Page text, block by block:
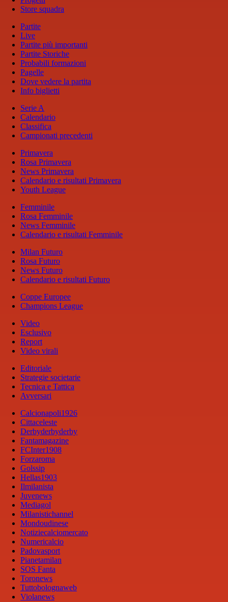
Store squadra
Partite
Live
Partite più importanti
Partite Storiche
Probabili formazioni
Pagelle
Dove vedere la partita
Info biglietti
Serie A
Calendario
Classifica
Campionati precedenti
Primavera
Rosa Primavera
News Primavera
Calendario e risultati Primavera
Youth League
Femminile
Rosa Femminile
News Femminile
Calendario e risultati Femminile
Milan Futuro
Rosa Futuro
News Futuro
Calendario e risultati Futuro
Coppe Europee
Champions League
Video
Esclusivo
Report
Video virali
Editoriale
Strategie societarie
Tecnica e Tattica
Avversari
Calcionapoli1926
Cittaceleste
Derbyderbyderby
Fantamagazine
FCInter1908
Forzaroma
Golssip
Hellas1903
Ilmilanista
Juvenews
Mediagol
Milanistichannel
Mondoudinese
Notiziecalciomercato
Numericalcio
Padovasport
Pianetamilan
SOS Fanta
Toronews
Tuttobolognaweb
Violanews